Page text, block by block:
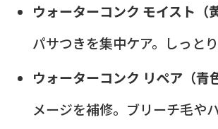
ウォーターコンク モイスト（
パサつきを集中ケア。しっとり
ウォーターコンク リペア（青
メージを補修。ブリーチ毛や